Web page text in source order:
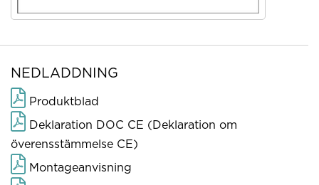
NEDLADDNING
Produktblad
Deklaration DOC CE (Deklaration om
överensstämmelse CE)
Montageanvisning